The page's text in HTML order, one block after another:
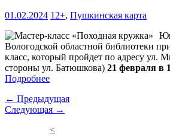
01.02.2024 12+, Пушкинская карта
Вологодской областной библиотеки
класс, который пройдет по адресу ул.
стороны ул. Батюшкова) 21 февраля в
Подробнее
← Предыдущая
Следующая →
<